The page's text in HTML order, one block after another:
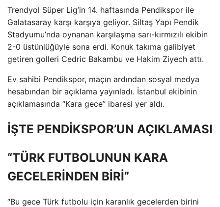
Trendyol Süper Lig’in 14. haftasında Pendikspor ile
Galatasaray karşı karşıya geliyor. Siltaş Yapı Pendik
Stadyumu’nda oynanan karşılaşma sarı-kırmızılı ekibin
2-0 üstünlüğüyle sona erdi. Konuk takıma galibiyet
getiren golleri Cedric Bakambu ve Hakim Ziyech attı.
Ev sahibi Pendikspor, maçın ardından sosyal medya
hesabından bir açıklama yayınladı. İstanbul ekibinin
açıklamasında “Kara gece” ibaresi yer aldı.
İŞTE PENDİKSPOR’UN AÇIKLAMASI
“TÜRK FUTBOLUNUN KARA
GECELERİNDEN BİRİ”
“Bu gece Türk futbolu için karanlık gecelerden birini